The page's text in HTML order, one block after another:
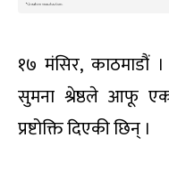
१७ मंसिर, काठमाडौं ।
सुमना श्रेष्ठले आफू
प्रष्टोक्ति दिएकी छिन् ।